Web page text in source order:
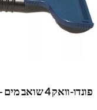
פונדו-וואק 4 שואב מים – סט מחברים חלופי